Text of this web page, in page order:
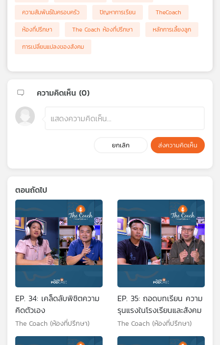
ความสัมพันธ์ในครอบครัว
ปัญหาการเรียน
TheCoach
ห้องที่ปรึกษา
The Coach ห้องที่ปรึกษา
หลักการเลี้ยงลูก
การเปลี่ยนแปลงของสังคม
ความคิดเห็น (0)
ยกเลิก ส่งความคิดเห็น
ตอนถัดไป
EP. 34: เคล็ดลับพิชิตความ
คิดตัวเอง
The Coach (ห้องที่ปรึกษา)
EP. 35: ถอดบทเรียน ความ
รุนแรงในโรงเรียนและสังคม
The Coach (ห้องที่ปรึกษา)